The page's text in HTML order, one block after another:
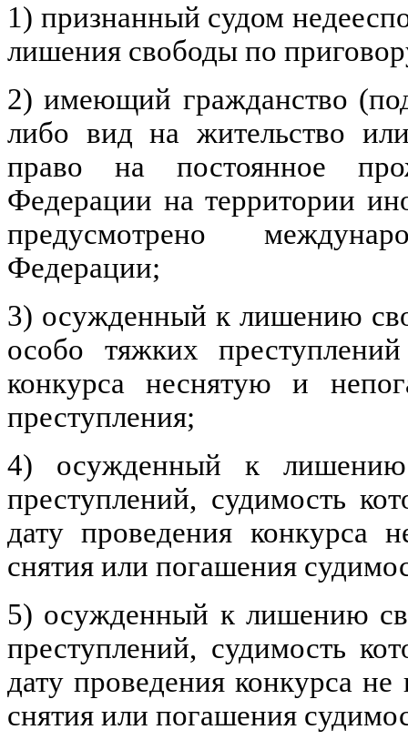
1) признанный судом
лишения свободы по
2) имеющий гражданство
либо вид на жительство
право на постоянное
Федерации на территории
предусмотрено
Федерации;
3) осужденный к лишению
особо тяжких
конкурса неснятую и
преступления;
4) осужденный к лишению
преступлений, судимость
дату проведения конкурса
снятия или погашения
5) осужденный к лишению
преступлений, судимость
дату проведения конкурса
снятия или погашения